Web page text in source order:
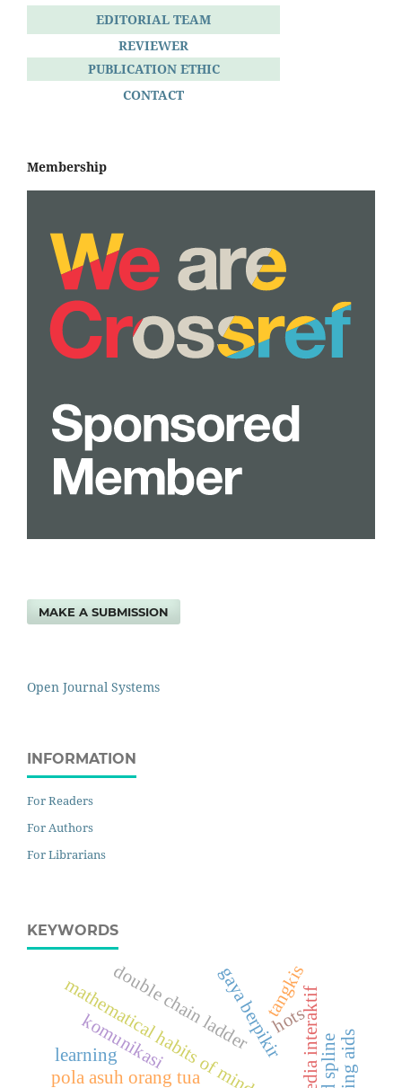
EDITORIAL TEAM
REVIEWER
PUBLICATION ETHIC
CONTACT
Membership
MAKE A SUBMISSION
Open Journal Systems
INFORMATION
For Readers
For Authors
For Librarians
KEYWORDS
mathematical habits of mind
pola asuh orang tua
komunikasi gaya berpikir
double chain ladder
learning
hots
tangkis